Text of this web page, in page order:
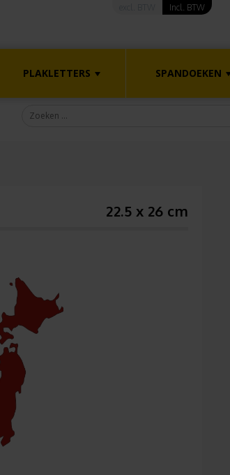
PLAKLETTERS SPANDOEKEN
Incl. BTW
22.5 x 26 cm